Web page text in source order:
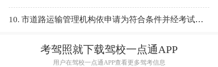
10. 市道路运输管理机构依申请为符合条件并经考试合格的驾驶员，在考试成绩公布（ ）日内发放网络预约出租汽车驾驶员证。
考驾照就下载驾校一点通APP
用户在驾校一点通APP查看更多驾考信息